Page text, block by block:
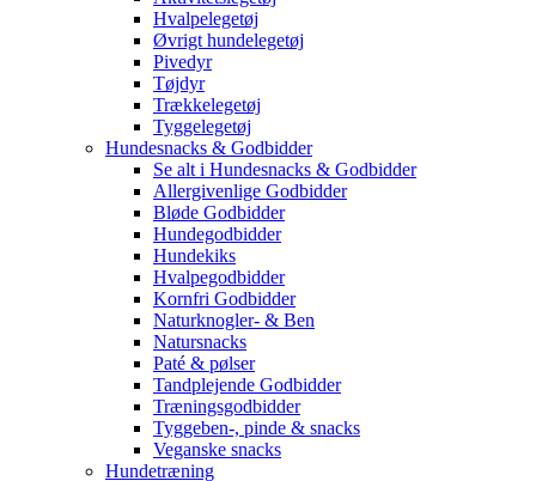
Hvalpelegetøj
Øvrigt hundelegetøj
Pivedyr
Tøjdyr
Trækkelegetøj
Tyggelegetøj
Hundesnacks & Godbidder
Se alt i Hundesnacks & Godbidder
Allergivenlige Godbidder
Bløde Godbidder
Hundegodbidder
Hundekiks
Hvalpegodbidder
Kornfri Godbidder
Naturknogler- & Ben
Natursnacks
Paté & pølser
Tandplejende Godbidder
Træningsgodbidder
Tyggeben-, pinde & snacks
Veganske snacks
Hundetræning